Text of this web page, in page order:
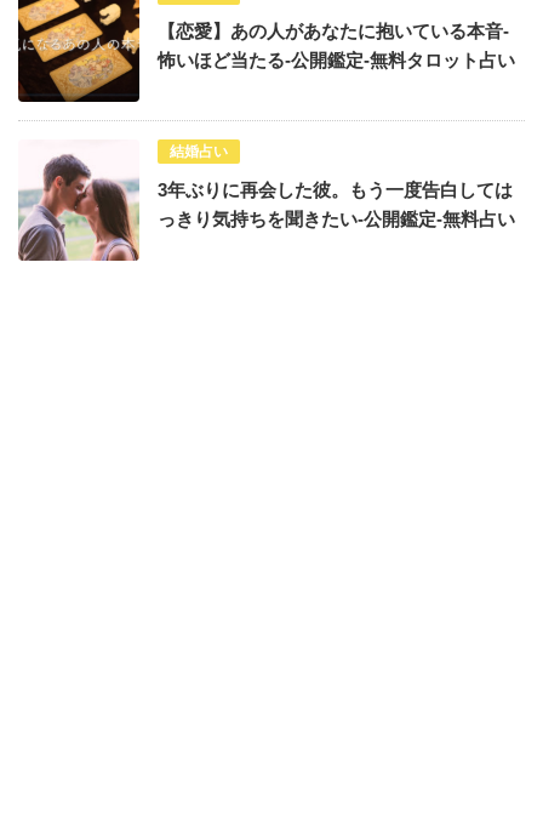
【恋愛】あの人があなたに抱いている本音-
怖いほど当たる-公開鑑定-無料タロット占い
結婚占い
3年ぶりに再会した彼。もう一度告白しては
っきり気持ちを聞きたい-公開鑑定-無料占い